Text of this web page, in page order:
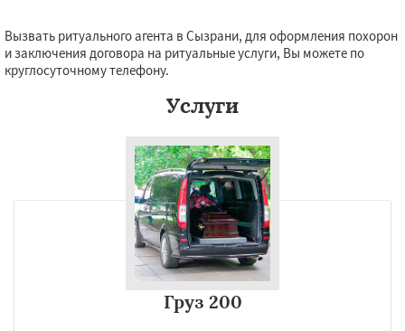
Вызвать ритуального агента в Сызрани, для оформления похорон
и заключения договора на ритуальные услуги, Вы можете по
круглосуточному телефону.
Услуги
Груз 200